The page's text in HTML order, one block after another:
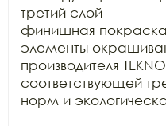
третий слой –
финишная
элементы
производителя
соответствующей
норм и